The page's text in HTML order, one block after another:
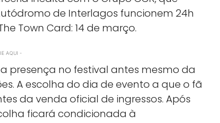
de Interlagos funcionem 24h
Town Card: 14 de março.
AQUI -
presença no festival antes mesmo da
A escolha do dia de evento a que o fã
da venda oficial de ingressos. Após
ficará condicionada à